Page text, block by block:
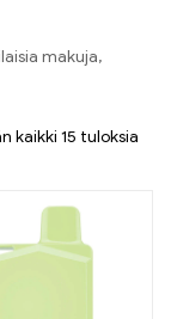
​​makuja,
kaikki 15 tuloksia